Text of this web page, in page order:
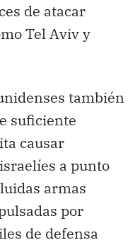
de atacar
Tel Aviv y
también
suficiente
causar
a punto
armas
por
de defensa